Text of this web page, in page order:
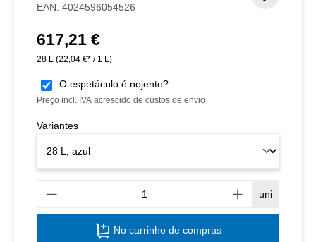
EAN: 4024596054526
Preço normal:
617,21 €
28 L (22,04 €* / 1 L)
O espetáculo é nojento?
Preço incl. IVA acrescido de custos de envio
Variantes
uni
No carrinho de compras